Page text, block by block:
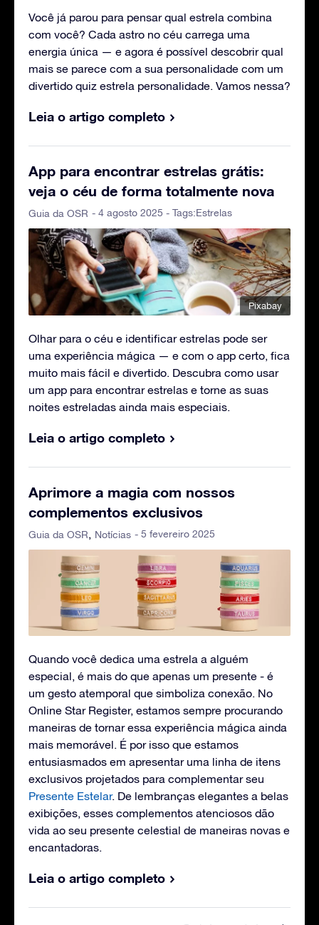
Você já parou para pensar qual estrela combina
com você? Cada astro no céu carrega uma
energia única — e agora é possível descobrir qual
mais se parece com a sua personalidade com um
divertido quiz estrela personalidade. Vamos nessa?
Leia o artigo completo
App para encontrar estrelas grátis:
veja o céu de forma totalmente nova
Guia da OSR - 4 agosto 2025 - Tags:Estrelas
Pixabay
Olhar para o céu e identificar estrelas pode ser
uma experiência mágica — e com o app certo, fica
muito mais fácil e divertido. Descubra como usar
um app para encontrar estrelas e torne as suas
noites estreladas ainda mais especiais.
Leia o artigo completo
Aprimore a magia com nossos
complementos exclusivos
Guia da OSR Notícias - 5 fevereiro 2025
Quando você dedica uma estrela a alguém
especial, é mais do que apenas um presente - é
um gesto atemporal que simboliza conexão. No
Online Star Register, estamos sempre procurando
maneiras de tornar essa experiência mágica ainda
mais memorável. É por isso que estamos
entusiasmados em apresentar uma linha de itens
exclusivos projetados para complementar seu
Presente Estelar. De lembranças elegantes a belas
exibições, esses complementos atenciosos dão
vida ao seu presente celestial de maneiras novas e
encantadoras.
Leia o artigo completo